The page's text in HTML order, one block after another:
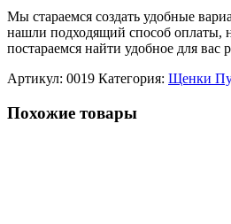
Мы стараемся создать удобные
нашли подходящий способ
постараемся найти удобное для вас
Артикул: 0019 Категория: Щенки
Похожие товары